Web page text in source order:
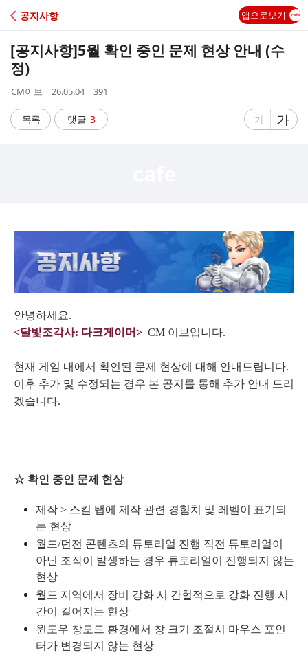
C
A
공지사항 앱으로보기
[공지사항]5월 확인 중인 문제 현상 안내 (수
정)
작
자
CM이브
작
시
간
26.05.04
조
수
391
목록 댓글 3
글
가
글
자
가
안녕하세요.
<달빛조각사: 다크게이머> CM 이브입니다.
현재 게임 내에서 확인된 문제 현상에 대해 안내드립니다.
이후 추가 및 수정되는 경우 본 공지를 통해 추가 안내 드리
겠습니다.
☆ 확인 중인 문제 현상
제작 > 스킬 탭에 제작 관련 경험치 및 레벨이 표기되
는 현상
월드/던전 콘텐츠의 튜토리얼 진행 직전 튜토리얼이
아닌 조작이 발생하는 경우 튜토리얼이 진행되지 않는
현상
월드 지역에서 장비 강화 시 간헐적으로 강화 진행 시
간이 길어지는 현상
윈도우 창모드 환경에서 창 크기 조절시 마우스 포인
터가 변경되지 않는 현상